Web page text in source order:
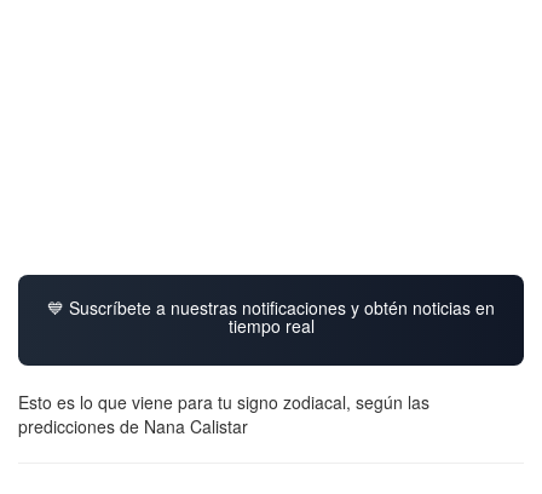
💙 Suscríbete a nuestras notificaciones y obtén noticias en
tiempo real
Esto es lo que viene para tu signo zodiacal, según las
predicciones de Nana Calistar